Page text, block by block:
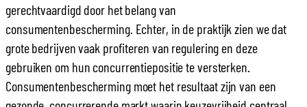
gerechtvaardigd door het belang van
consumentenbescherming. Echter, in de praktijk zien we dat
grote bedrijven vaak profiteren van regulering en deze
gebruiken om hun concurrentiepositie te versterken.
Consumentenbescherming moet het resultaat zijn van een